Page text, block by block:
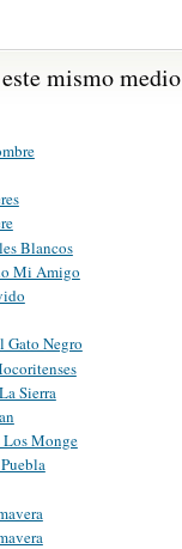
mismo medio
Blancos
Mi Amigo
Gato Negro
Sierra
Monge